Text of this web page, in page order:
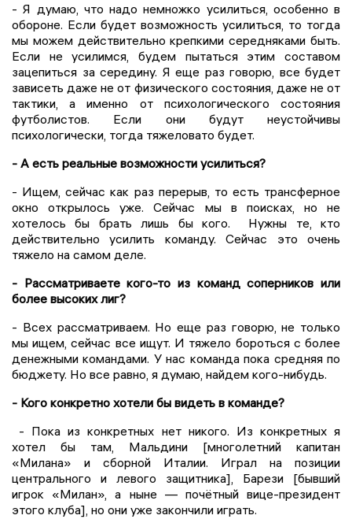
- Я думаю, что надо немножко усилиться, особенно в
обороне. Если будет возможность усилиться, то тогда
мы можем действительно крепкими середняками быть.
Если не усилимся, будем пытаться этим составом
зацепиться за середину. Я еще раз говорю, все будет
зависеть даже не от физического состояния, даже не от
тактики, а именно от психологического состояния
футболистов. Если они будут неустойчивы
психологически, тогда тяжеловато будет.
- А есть реальные возможности усилиться?
- Ищем, сейчас как раз перерыв, то есть трансферное
окно открылось уже. Сейчас мы в поисках, но не
хотелось бы брать лишь бы кого. Нужны те, кто
действительно усилить команду. Сейчас это очень
тяжело на самом деле.
- Рассматриваете кого-то из команд соперников или
более высоких лиг?
- Всех рассматриваем. Но еще раз говорю, не только
мы ищем, сейчас все ищут. И тяжело бороться с более
денежными командами. У нас команда пока средняя по
бюджету. Но все равно, я думаю, найдем кого-нибудь.
- Кого конкретно хотели бы видеть в команде?
- Пока из конкретных нет никого. Из конкретных я
хотел бы там, Мальдини [многолетний капитан
«Милана» и сборной Италии. Играл на позиции
центрального и левого защитника], Барези [бывший
игрок «Милан», а ныне — почётный вице-президент
этого клуба], но они уже закончили играть.